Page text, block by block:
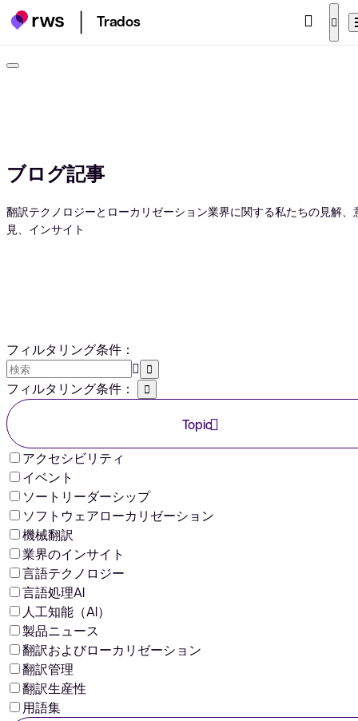
Trados
ブログ記事
翻訳テクノロジーとローカリゼーション業界に関する私たちの見解、
見、インサイト
フィルタリング条件：
フィルタリング条件：
Topic
アクセシビリティ
イベント
ソートリーダーシップ
ソフトウェアローカリゼーション
機械翻訳
業界のインサイト
言語テクノロジー
言語処理AI
人工知能（AI）
製品ニュース
翻訳およびローカリゼーション
翻訳管理
翻訳生産性
用語集